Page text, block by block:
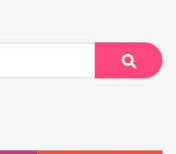
Suche